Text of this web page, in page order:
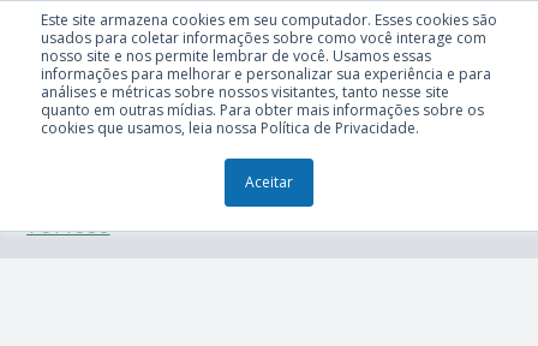
Este site armazena cookies em seu computador. Esses cookies são
usados para coletar informações sobre como você interage com
nosso site e nos permite lembrar de você. Usamos essas
informações para melhorar e personalizar sua experiência e para
análises e métricas sobre nossos visitantes, tanto nesse site
quanto em outras mídias. Para obter mais informações sobre os
cookies que usamos, leia nossa Política de Privacidade.
Aceitar
TÓPICOS